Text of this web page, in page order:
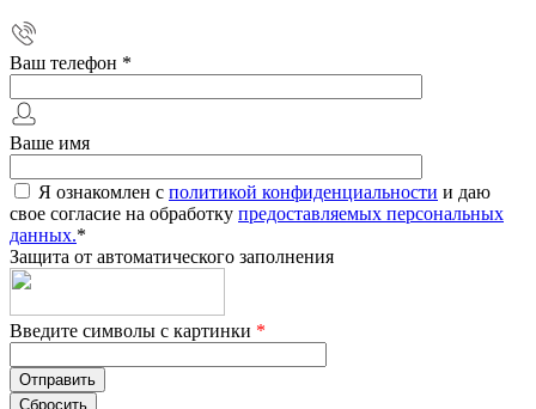
Ваш телефон *
Ваше имя
Я ознакомлен с политикой конфиденциальности и даю
свое согласие на обработку предоставляемых персональных
данных.*
Защита от автоматического заполнения
Введите символы с картинки *